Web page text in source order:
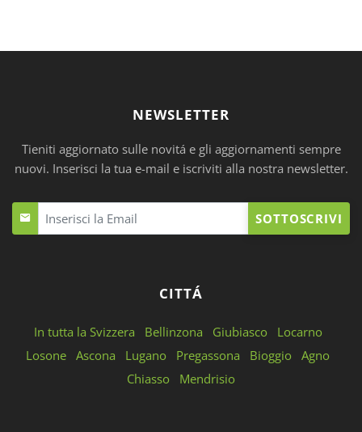
NEWSLETTER
Tieniti aggiornato sulle novitá e gli aggiornamenti sempre
nuovi. Inserisci la tua e-mail e iscriviti alla nostra newsletter.
SOTTOSCRIVI
CITTÁ
In tutta la Svizzera Bellinzona Giubiasco
Locarno
Losone Ascona Lugano Pregassona Bioggio Agno
Chiasso
Mendrisio